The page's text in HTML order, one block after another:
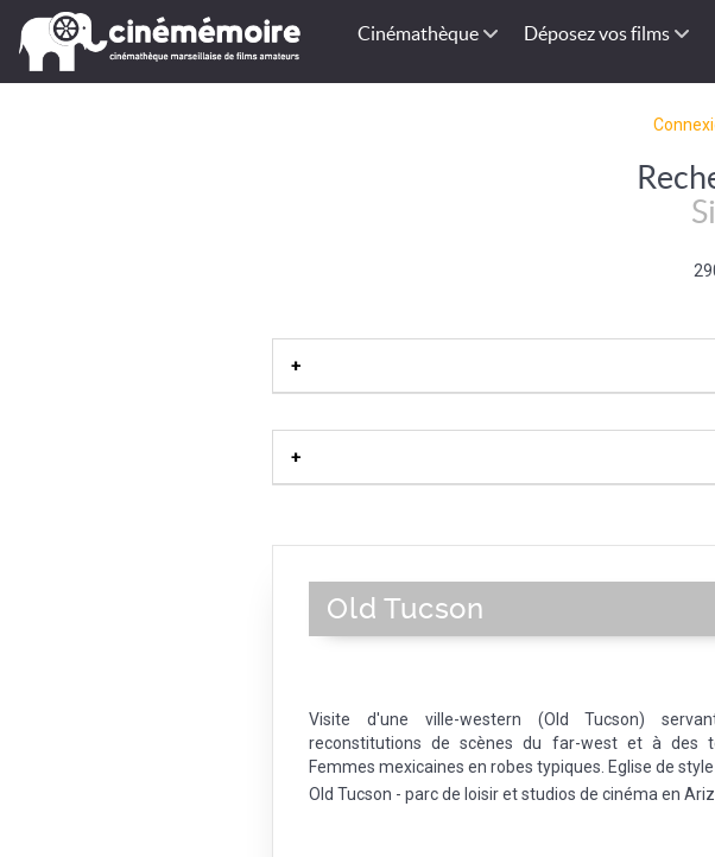
Cinémathèque Déposez vos films
Station thermale|Site historique|Belvédère|Curiosité
Old Tucson
Visite d'une ville-western (Old Tucson)
reconstitutions de scènes du far-west et à des
Femmes mexicaines en robes typiques. Eglise de style
Old Tucson - parc de loisir et studios de cinéma en